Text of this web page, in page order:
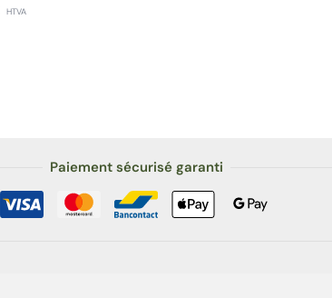
HTVA
Paiement sécurisé garanti